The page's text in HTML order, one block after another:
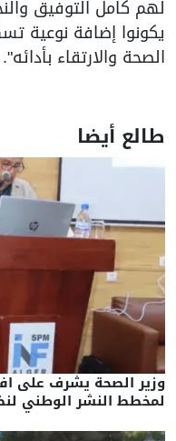
لهم كامل التوفيق
يكونوا إضافة نوعية
الصحة والارتقاء بأدائه".
طالع أيضا
وزير الصحة يشرف على
لمخطط النشر الوطني